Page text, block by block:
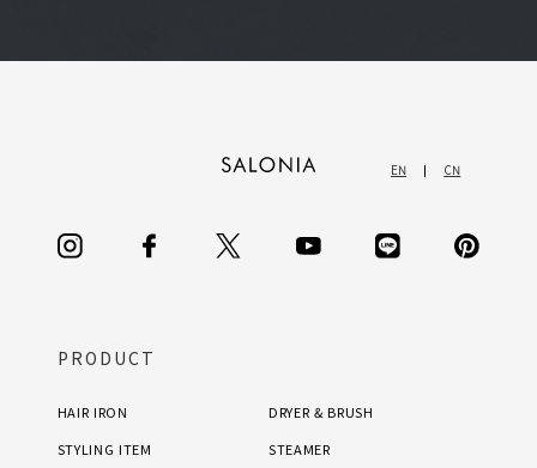
EN CN
PRODUCT
HAIR IRON DRYER & BRUSH
STYLING ITEM STEAMER